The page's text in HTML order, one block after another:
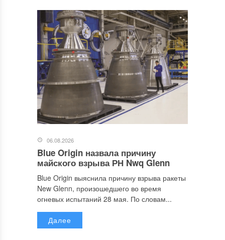
06.08.2026
Blue Origin назвала причину
майского взрыва РН Nwq Glenn
Blue Origin выяснила причину взрыва ракеты
New Glenn, произошедшего во время
огневых испытаний 28 мая. По словам...
Далее